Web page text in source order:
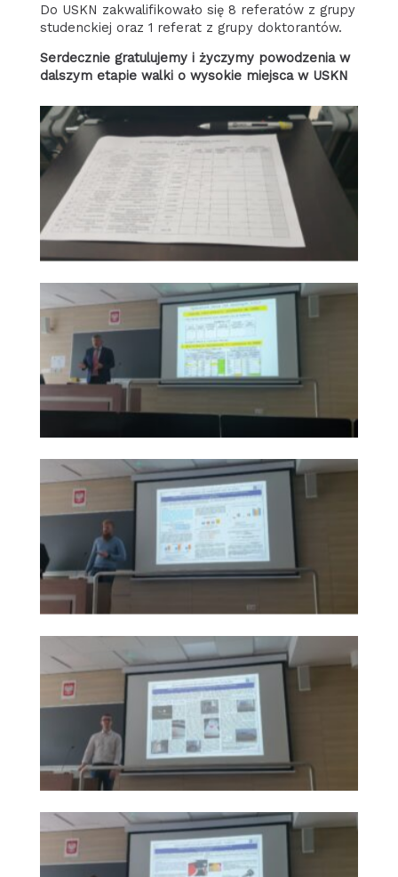
Do USKN zakwalifikowało się 8 referatów z grupy
studenckiej oraz 1 referat z grupy doktorantów.
Serdecznie gratulujemy i życzymy powodzenia w
dalszym etapie walki o wysokie miejsca w USKN